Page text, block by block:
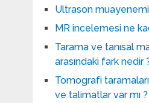
Ultrason
MR incelemesi ne
Tarama ve tanısal
arasındaki fark nedir
Tomografi
ve talimatlar var mı ?